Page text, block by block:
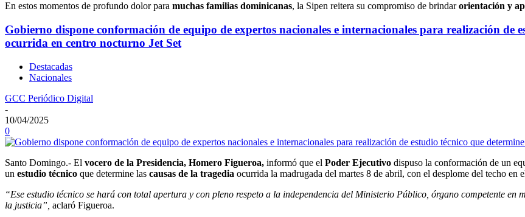
En estos momentos de profundo dolor para muchas familias dominicanas, la Sipen reitera su compromiso de brindarorientación y
Gobierno dispone conformación de equipo de expertos nacionales e internacionales para realización de
ocurrida en centro nocturno Jet Set
Destacadas
Nacionales
GCC Periódico Digital
-
10/04/2025
0
Santo Domingo.- El vocero de la Presidencia, Homero Figueroa, informó que el Poder Ejecutivo dispuso la conformación de un
un estudio técnico que determine las causas de la tragedia ocurrida la madrugada del martes 8 de abril, con el desplome del techo en
“Ese estudio técnico se hará con total apertura y con pleno respeto a la independencia del Ministerio Público, órgano competente
la justicia”, aclaró Figueroa.